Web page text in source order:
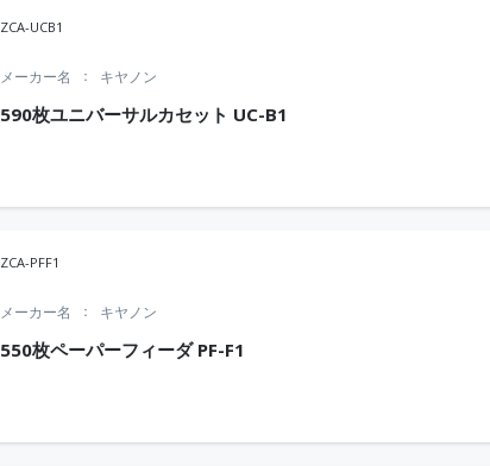
ZCA-UCB1
590枚ユニバーサルカセット UC-B1
メーカー名 キヤノン
ZCA-PFF1
550枚ペーパーフィーダ PF-F1
メーカー名 キヤノン